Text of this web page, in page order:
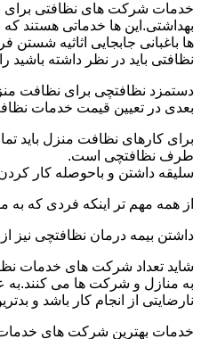
خدمات شرکت های نظافتی
بهداشتی.این ها خدماتی هستند
ها باغبانی جابجایی اثاثیه
نظافتی باید در نظر داشته باشید
دستمزد نظافتچی برای نظافت
بعدی در تعیین قیمت خدمات
برای کارهای نظافت منزل باید
طرف نظافتچی است.
سلیقه داشتن و باحوصله کار
از همه مهم تر اینکه فردی که
داشتن بیمه درمان نظافتچی نیز
شاید تعداد شرکت های خدمات
به منازل و شرکت ها می کنند.به
نارضایتی از انجام کار باشد و
خدمات بهترین شرکت های خدمات